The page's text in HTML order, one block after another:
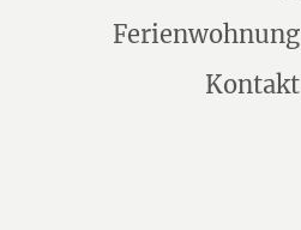
Ferienwohnung
Kontakt